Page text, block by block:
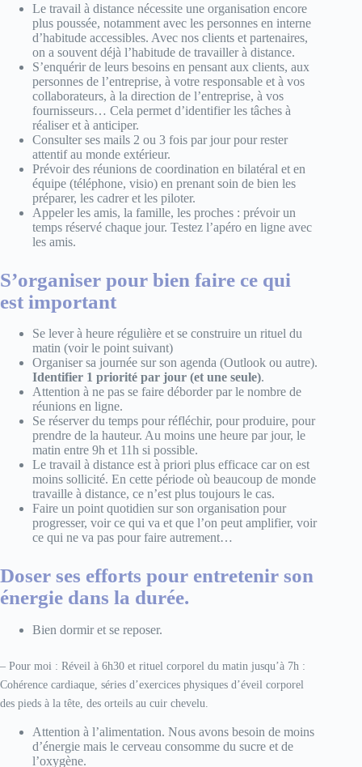
Le travail à distance nécessite une organisation encore
plus poussée, notamment avec les personnes en interne
d’habitude accessibles. Avec nos clients et partenaires,
on a souvent déjà l’habitude de travailler à distance.
S’enquérir de leurs besoins en pensant aux clients, aux
personnes de l’entreprise, à votre responsable et à vos
collaborateurs, à la direction de l’entreprise, à vos
fournisseurs… Cela permet d’identifier les tâches à
réaliser et à anticiper.
Consulter ses mails 2 ou 3 fois par jour pour rester
attentif au monde extérieur.
Prévoir des réunions de coordination en bilatéral et en
équipe (téléphone, visio) en prenant soin de bien les
préparer, les cadrer et les piloter.
Appeler les amis, la famille, les proches : prévoir un
temps réservé chaque jour. Testez l’apéro en ligne avec
les amis.
S’organiser pour bien faire ce qui
est important
Se lever à heure régulière et se construire un rituel du
matin (voir le point suivant)
Organiser sa journée sur son agenda (Outlook ou autre).
Identifier 1 priorité par jour (et une seule).
Attention à ne pas se faire déborder par le nombre de
réunions en ligne.
Se réserver du temps pour réfléchir, pour produire, pour
prendre de la hauteur. Au moins une heure par jour, le
matin entre 9h et 11h si possible.
Le travail à distance est à priori plus efficace car on est
moins sollicité. En cette période où beaucoup de monde
travaille à distance, ce n’est plus toujours le cas.
Faire un point quotidien sur son organisation pour
progresser, voir ce qui va et que l’on peut amplifier, voir
ce qui ne va pas pour faire autrement…
Doser ses efforts pour entretenir son
énergie dans la durée.
Bien dormir et se reposer.
– Pour moi : Réveil à 6h30 et rituel corporel du matin jusqu’à 7h :
Cohérence cardiaque, séries d’exercices physiques d’éveil corporel
des pieds à la tête, des orteils au cuir chevelu.
Attention à l’alimentation. Nous avons besoin de moins
d’énergie mais le cerveau consomme du sucre et de
l’oxygène.